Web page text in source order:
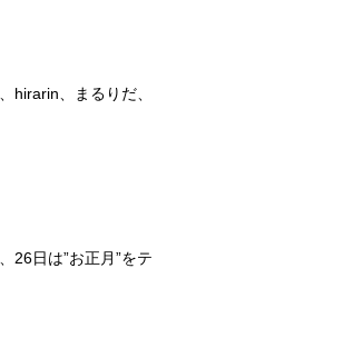
hirarin、まるりだ、
26日は”お正月”をテ